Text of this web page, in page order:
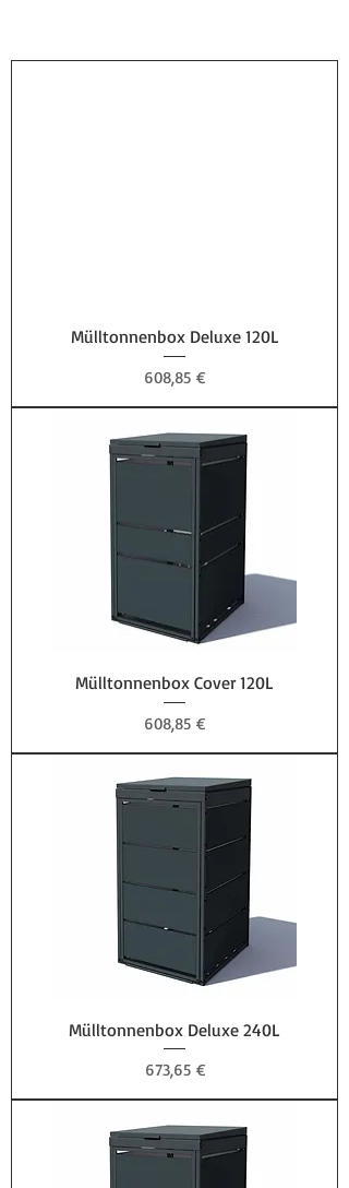
Mülltonnenbox Deluxe 120L
Preis
608,85 €
Mülltonnenbox Cover 120L
Preis
608,85 €
Mülltonnenbox Deluxe 240L
Preis
673,65 €